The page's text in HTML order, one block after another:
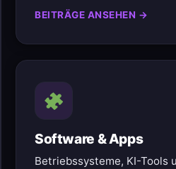
BEITRÄGE ANSEHEN →
Software & Apps
Betriebssysteme, KI-Tools